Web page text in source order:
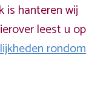
is hanteren wij
leest u op
rondom